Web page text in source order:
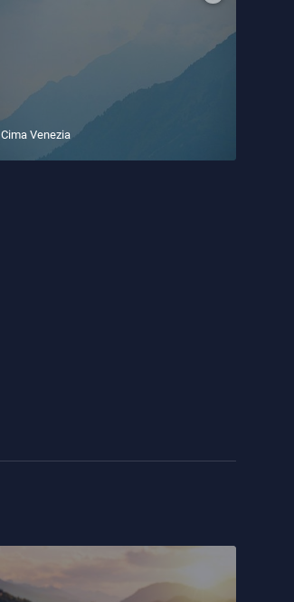
Cima Venezia